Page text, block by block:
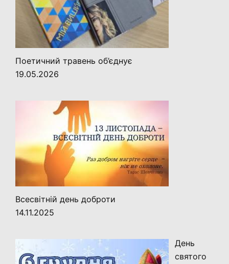
Поетичний травень об’єднує
19.05.2026
Всесвітній день доброти
14.11.2025
День
святого